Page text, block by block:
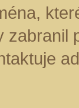
zabranil